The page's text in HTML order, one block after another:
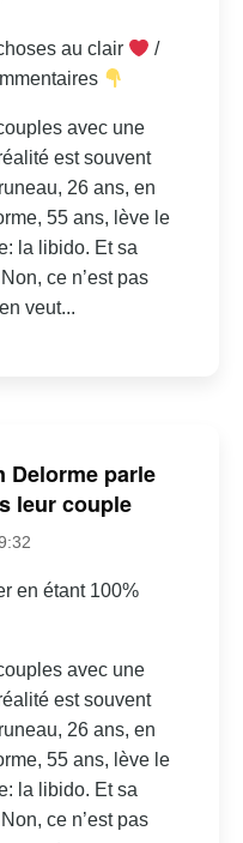
au clair
/
avec une
est souvent
26 ans, en
55 ans, lève le
la libido. Et sa
ce n’est pas
veut...
Delorme parle
leur couple
en étant 100%
avec une
est souvent
26 ans, en
55 ans, lève le
la libido. Et sa
ce n’est pas